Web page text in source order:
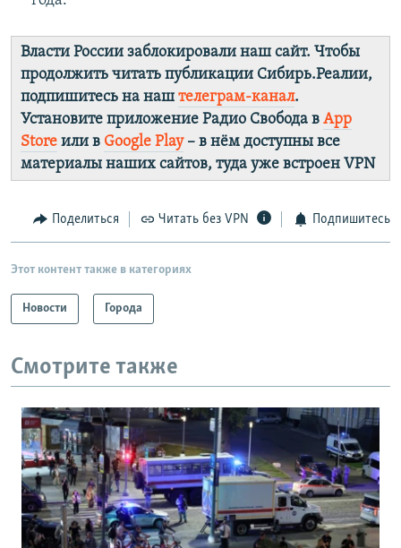
Власти России заблокировали наш сайт. Чтобы
продолжить читать публикации Сибирь.Реалии,
подпишитесь на наш телеграм-канал.
Установите приложение Радио Свобода в App
Store или в Google Play– в нём доступны все
материалы наших сайтов, туда уже встроен VPN
Поделиться Читать без VPN Подпишитесь
Этот контент также в категориях
Новости Города
Смотрите также